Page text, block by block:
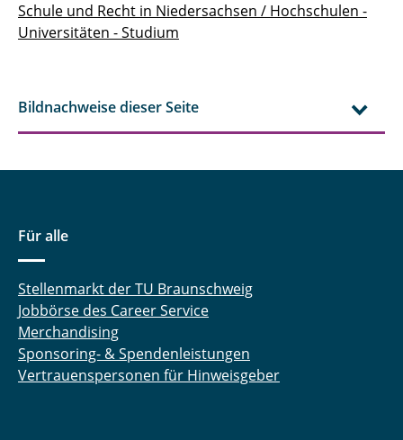
Schule und Recht in Niedersachsen / Hochschulen -
Universitäten - Studium
Bildnachweise dieser Seite
Für alle
Stellenmarkt der TU Braunschweig
Jobbörse des Career Service
Merchandising
Sponsoring- & Spendenleistungen
Vertrauenspersonen für Hinweisgeber